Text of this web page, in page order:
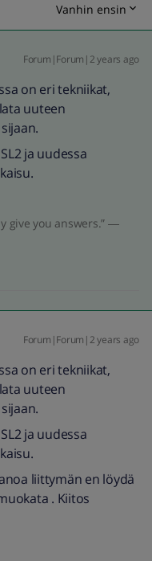
Vanhin ensin
Forum|Forum|2 years ago
on eri tekniikat,
uuteen
ja uudessa
give you answers.” ―
Forum|Forum|2 years ago
on eri tekniikat,
uuteen
ja uudessa
liittymän en löydä
. Kiitos